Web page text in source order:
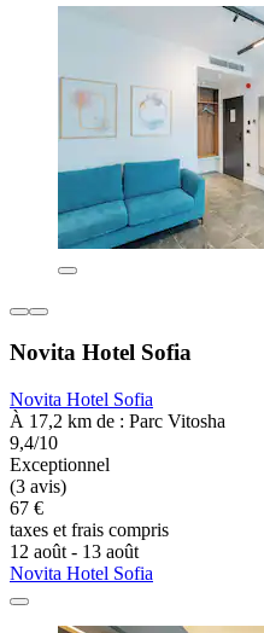
Novita Hotel Sofia
Novita Hotel Sofia
À 17,2 km de : Parc Vitosha
9,4/10
Exceptionnel
(3 avis)
67 €
taxes et frais compris
12 août - 13 août
Novita Hotel Sofia